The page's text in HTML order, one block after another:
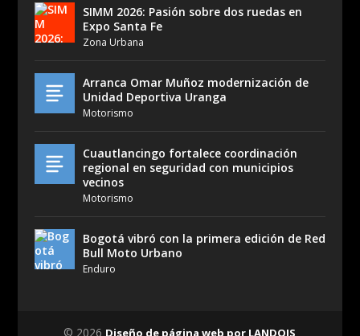
SIMM 2026: Pasión sobre dos ruedas en
Expo Santa Fe
Zona Urbana
Arranca Omar Muñoz modernización de
Unidad Deportiva Uranga
Motorismo
Cuautlancingo fortalece coordinación
regional en seguridad con municipios
vecinos
Motorismo
Bogotá vibró con la primera edición de Red
Bull Moto Urbano
Enduro
© 2026 Diseño de página web por LANDOIS